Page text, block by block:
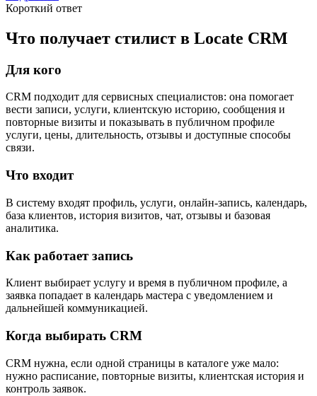
Короткий ответ
Что получает стилист в Locate CRM
Для кого
CRM подходит для сервисных специалистов: она помогает
вести записи, услуги, клиентскую историю, сообщения и
повторные визиты и показывать в публичном профиле
услуги, цены, длительность, отзывы и доступные способы
связи.
Что входит
В систему входят профиль, услуги, онлайн-запись, календарь,
база клиентов, история визитов, чат, отзывы и базовая
аналитика.
Как работает запись
Клиент выбирает услугу и время в публичном профиле, а
заявка попадает в календарь мастера с уведомлением и
дальнейшей коммуникацией.
Когда выбирать CRM
CRM нужна, если одной страницы в каталоге уже мало:
нужно расписание, повторные визиты, клиентская история и
контроль заявок.